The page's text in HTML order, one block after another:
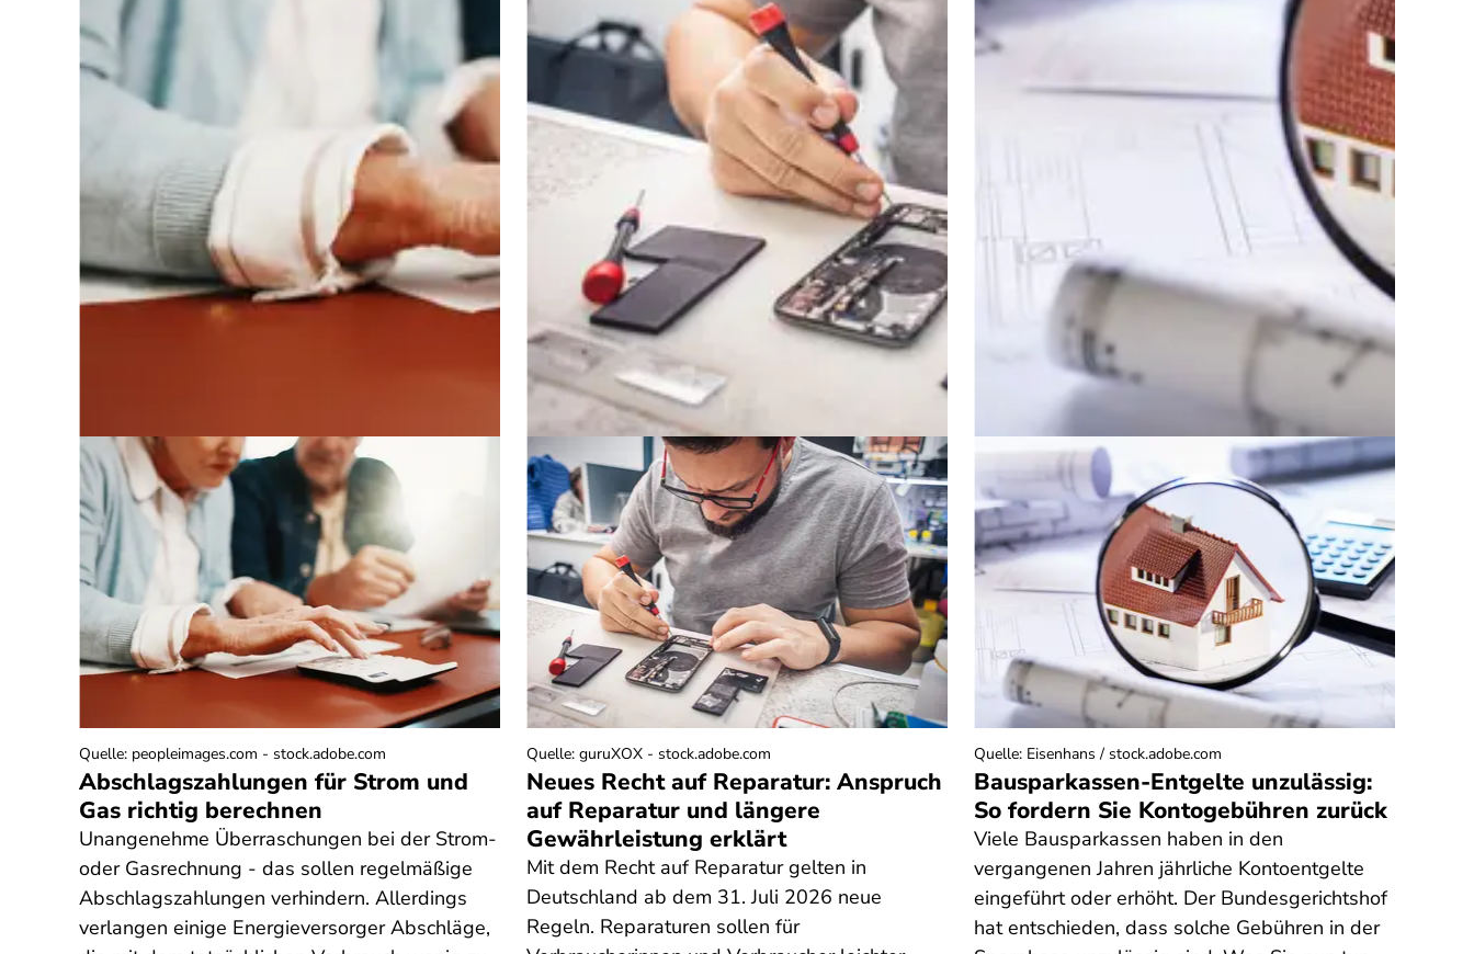
Abschlagszahlungen für Strom und
Gas richtig berechnen
Unangenehme Überraschungen bei der Strom-
oder Gasrechnung - das sollen regelmäßige
Abschlagszahlungen verhindern. Allerdings
verlangen einige Energieversorger Abschläge,
Quelle: peopleimages.com - stock.adobe.com
Neues Recht auf Reparatur: Anspruch
auf Reparatur und längere
Gewährleistung erklärt
Mit dem Recht auf Reparatur gelten in
Deutschland ab dem 31. Juli 2026 neue
Regeln. Reparaturen sollen für
Quelle: guruXOX - stock.adobe.com
Bausparkassen-Entgelte unzulässig:
So fordern Sie Kontogebühren zurück
Viele Bausparkassen haben in den
vergangenen Jahren jährliche Kontoentgelte
eingeführt oder erhöht. Der Bundesgerichtshof
hat entschieden, dass solche Gebühren in der
Quelle: Eisenhans / stock.adobe.com